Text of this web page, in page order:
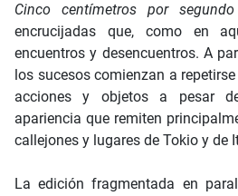
Cinco centímetros por segundo
encrucijadas que, como en
encuentros y desencuentros. A
los sucesos comienzan a
acciones y objetos a pesar
apariencia que remiten
callejones y lugares de Tokio y de
La edición fragmentada en